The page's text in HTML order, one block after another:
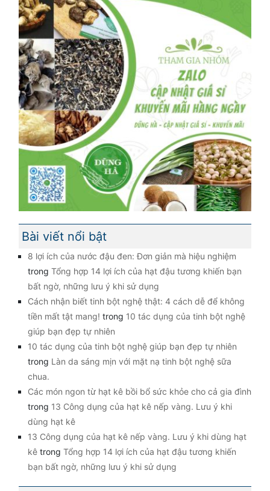
Bài viết nổi bật
8 lợi ích của nước đậu đen: Đơn giản mà hiệu nghiệm
trong Tổng hợp 14 lợi ích của hạt đậu tương khiến bạn
bất ngờ, những lưu ý khi sử dụng
Cách nhận biết tinh bột nghệ thật: 4 cách dễ để không
tiền mất tật mang! trong 10 tác dụng của tinh bột nghệ
giúp bạn đẹp tự nhiên
10 tác dụng của tinh bột nghệ giúp bạn đẹp tự nhiên
trong Làn da sáng mịn với mặt nạ tinh bột nghệ sữa
chua.
Các món ngon từ hạt kê bồi bổ sức khỏe cho cả gia đình
trong 13 Công dụng của hạt kê nếp vàng. Lưu ý khi
dùng hạt kê
13 Công dụng của hạt kê nếp vàng. Lưu ý khi dùng hạt
kê trong Tổng hợp 14 lợi ích của hạt đậu tương khiến
bạn bất ngờ, những lưu ý khi sử dụng